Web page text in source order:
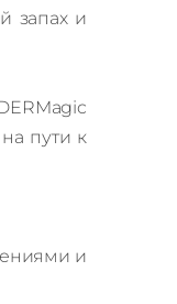
запах и
пути к
и